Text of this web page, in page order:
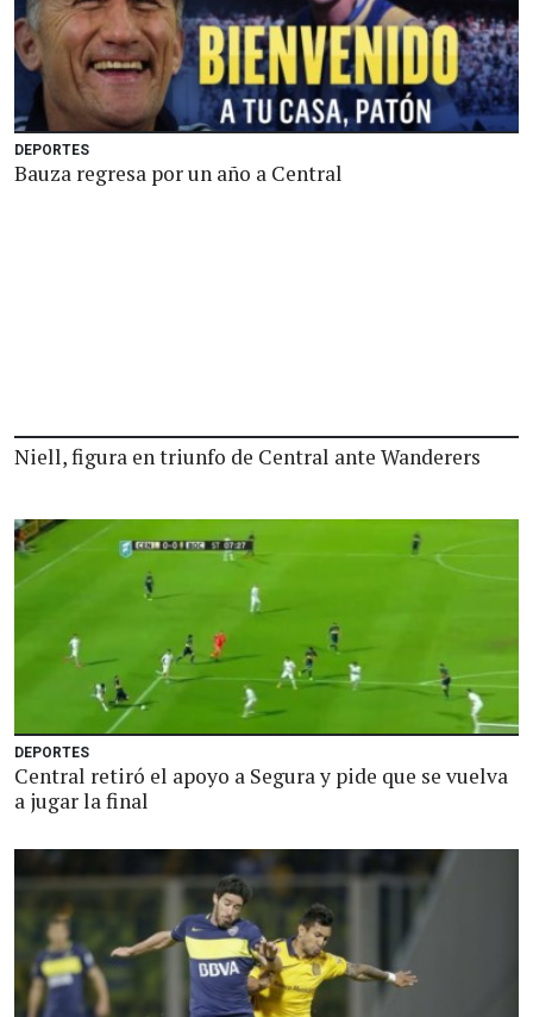
DEPORTES
Bauza regresa por un año a Central
Niell, figura en triunfo de Central ante Wanderers
DEPORTES
Central retiró el apoyo a Segura y pide que se vuelva
a jugar la final